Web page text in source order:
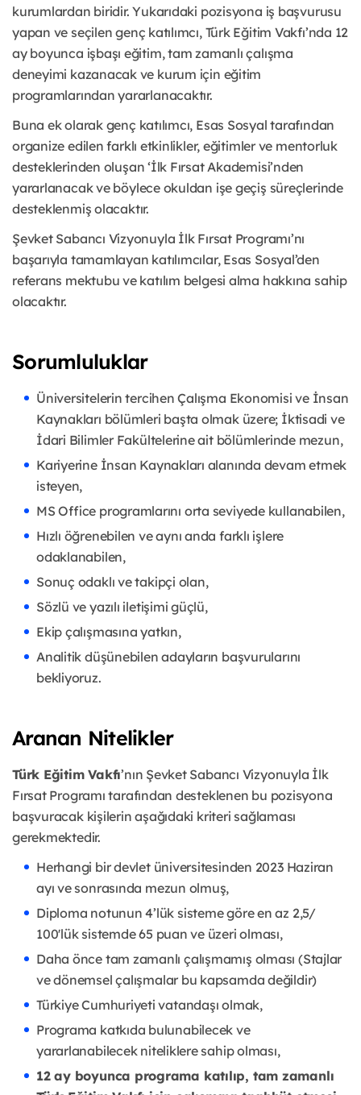
kurumlardan biridir. Yukarıdaki pozisyona iş başvurusu
yapan ve seçilen genç katılımcı, Türk Eğitim Vakfı’nda 12
ay boyunca işbaşı eğitim, tam zamanlı çalışma
deneyimi kazanacak ve kurum için eğitim
programlarından yararlanacaktır.
Buna ek olarak genç katılımcı, Esas Sosyal tarafından
organize edilen farklı etkinlikler, eğitimler ve mentorluk
desteklerinden oluşan ‘İlk Fırsat Akademisi’nden
yararlanacak ve böylece okuldan işe geçiş süreçlerinde
desteklenmiş olacaktır.
Şevket Sabancı Vizyonuyla İlk Fırsat Programı’nı
başarıyla tamamlayan katılımcılar, Esas Sosyal’den
referans mektubu ve katılım belgesi alma hakkına sahip
olacaktır.
Sorumluluklar
Üniversitelerin tercihen Çalışma Ekonomisi ve İnsan
Kaynakları bölümleri başta olmak üzere; İktisadi ve
İdari Bilimler Fakültelerine ait bölümlerinde mezun,
Kariyerine İnsan Kaynakları alanında devam etmek
isteyen,
MS Office programlarını orta seviyede kullanabilen,
Hızlı öğrenebilen ve aynı anda farklı işlere
odaklanabilen,
Sonuç odaklı ve takipçi olan,
Sözlü ve yazılı iletişimi güçlü,
Ekip çalışmasına yatkın,
Analitik düşünebilen adayların başvurularını
bekliyoruz.
Aranan Nitelikler
Türk Eğitim Vakfı’nın Şevket Sabancı Vizyonuyla İlk
Fırsat Programı tarafından desteklenen bu pozisyona
başvuracak kişilerin aşağıdaki kriteri sağlaması
gerekmektedir.
Herhangi bir devlet üniversitesinden 2023 Haziran
ayı ve sonrasında mezun olmuş,
Diploma notunun 4’lük sisteme göre en az 2,5/
100'lük sistemde 65 puan ve üzeri olması,
Daha önce tam zamanlı çalışmamış olması (Stajlar
ve dönemsel çalışmalar bu kapsamda değildir)
Türkiye Cumhuriyeti vatandaşı olmak,
Programa katkıda bulunabilecek ve
yararlanabilecek niteliklere sahip olması,
12 ay boyunca programa katılıp, tam zamanlı